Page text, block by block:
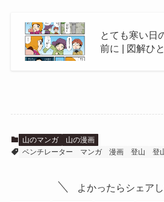
とても寒い日
前に | 図解ひ
山のマンガ
山の漫画
ベンチレーター
マンガ 漫画 登山 登
よかったらシェアし